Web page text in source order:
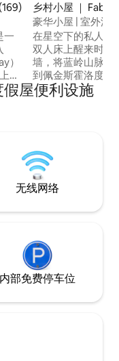
评分 5 分（满分 5 分），
一
）
升
感
乡村小屋 ｜ Faber
豪华小屋 | 室外浴
在星空下的私人户
双人床上醒来时欣
墙，将蓝岭山脉的
到佩金斯霍洛度
Perkins Hollow
位于纳尔逊县，距
度假的理想目的地
屋便利设施
无线网络
内部免费停车位